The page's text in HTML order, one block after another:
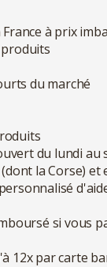
à prix
du marché
du lundi au
la Corse) et
si vous
12x par carte